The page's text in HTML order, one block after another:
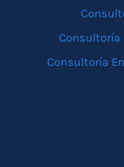
Consultoría
Consultoría